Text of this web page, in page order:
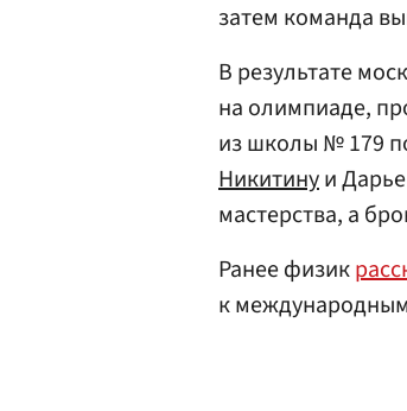
затем команда
В результате
на олимпиаде,
из школы № 179
Никитинуи
мастерства, а
Ранее физик
к